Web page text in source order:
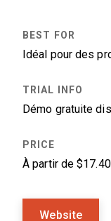
Idéal pour des
Démo gratuite
À partir de
Website